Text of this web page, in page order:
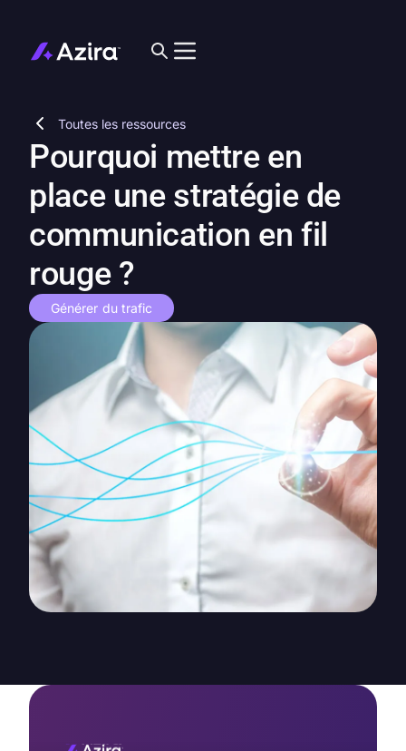
Toutes les ressources
Pourquoi mettre en
place une stratégie de
communication en fil
rouge ?
Générer du trafic